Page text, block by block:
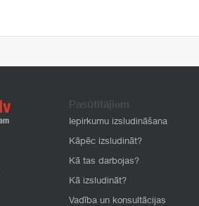
Pasūtītājiem
Iepirkumu izsludināšana
Kāpēc izsludināt?
Kā tas darbojas?
Kā izsludināt?
Vadība un konsultācijas